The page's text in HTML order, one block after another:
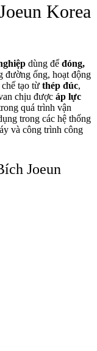
Korea
dùng để đóng,
đường ống, hoạt động
tạo từ thép đúc,
chịu được áp lực
quá trình vận
trong các hệ thống
và công trình công
Joeun